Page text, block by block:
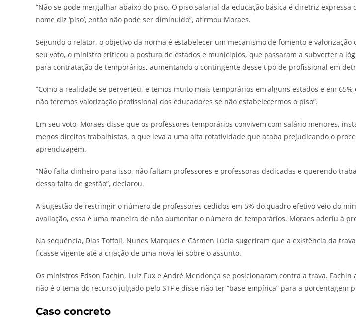
“Não se pode mergulhar abaixo do piso. O piso salarial da educação básica é diretriz expressa
nome diz ‘piso’, então não pode ser diminuído”, afirmou Moraes.
Segundo o relator, o objetivo da norma é estabelecer um mecanismo de fomento e valorização
seu voto, o ministro criticou a postura de estados e municípios, que passaram a subverter a
para contratação de temporários, aumentando o contingente desse tipo de profissional em
“Como a realidade se perverteu, e temos muito mais temporários em alguns estados e em
não teremos valorização profissional dos educadores se não estabelecermos o piso”.
Em seu voto, Moraes disse que os professores temporários convivem com salário menores,
menos direitos trabalhistas, o que leva a uma alta rotatividade que acaba prejudicando o
aprendizagem.
“Não falta dinheiro para isso, não faltam professores e professoras dedicadas e querendo
dessa falta de gestão”, declarou.
A sugestão de restringir o número de professores cedidos em 5% do quadro efetivo veio do
avaliação, essa é uma maneira de não aumentar o número de temporários. Moraes aderiu à
Na sequência, Dias Toffoli, Nunes Marques e Cármen Lúcia sugeriram que a existência da
ficasse vigente até a criação de uma nova lei sobre o assunto.
Os ministros Edson Fachin, Luiz Fux e André Mendonça se posicionaram contra a trava.
não é o tema do recurso julgado pelo STF e disse não ter “base empírica” para a porcentagem
Caso concreto